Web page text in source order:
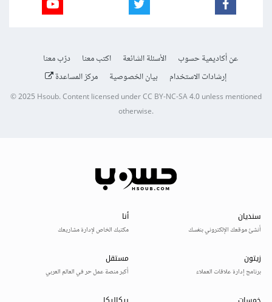
عن أكاديمية حسوب الأسئلة الشائعة اكتب معنا
درّب معنا
إرشادات الاستخدام
بيان الخصوصية مركز المساعدة
© 2025Hsoub.Content licensed underCC BY-NC-SA 4.0unless mentioned
otherwise.